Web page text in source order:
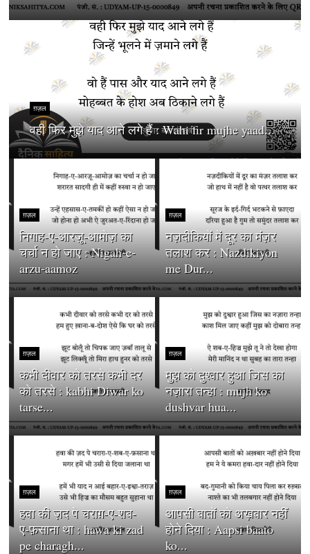
ग़ज़ल
वही फिर मुझे याद आने लगे हैं : Wahi fir mujhe yaad...
ग़ज़ल
निगाह-ए-आरज़ू-आमोज़ का
चर्चा न हो जाए : Nigah-e-
arzu-aamoz
ग़ज़ल
नज़दीकियों में दूर का मंज़र
तलाश कर : Nazdikiyon
me Dur...
ग़ज़ल
कभी दीवार को तरसे कभी दर
को तरसे : kabhi Diwar ko
tarse...
ग़ज़ल
मुझ को दुश्वार हुआ जिस का
नज़ारा तन्हा : mujh ko
dushvar hua...
ग़ज़ल
हवा की ज़द पे चराग़-ए-शब-
ए-फ़साना था : hawa ki zad
pe charagh...
ग़ज़ल
आपसी बातों को अख़बार नहीं
होने दिया : Aapsi baato
ko...